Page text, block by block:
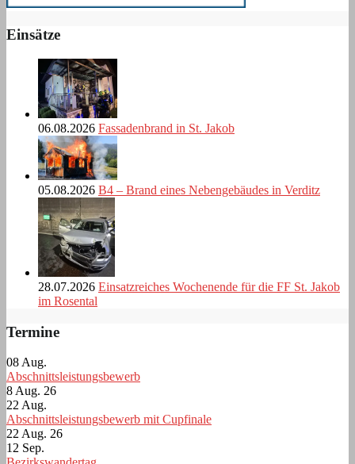
Einsätze
06.08.2026 Fassadenbrand in St. Jakob
05.08.2026 B4 – Brand eines Nebengebäudes in Verditz
28.07.2026 Einsatzreiches Wochenende für die FF St. Jakob
im Rosental
Termine
08 Aug.
Abschnittsleistungsbewerb
8 Aug. 26
22 Aug.
Abschnittsleistungsbewerb mit Cupfinale
22 Aug. 26
12 Sep.